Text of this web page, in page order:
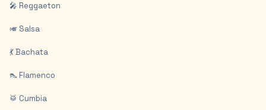
🎤 Reggaeton
🎺 Salsa
💃 Bachata
👠 Flamenco
🥁 Cumbia